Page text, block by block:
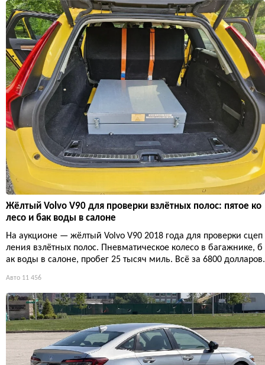
Жёлтый Volvo V90 для проверки взлётных полос: пятое ко
лесо и бак воды в салоне
На аукционе — жёлтый Volvo V90 2018 года для проверки сцеп
ления взлётных полос. Пневматическое колесо в багажнике, б
ак воды в салоне, пробег 25 тысяч миль. Всё за 6800 долларов.
Авто 11 456